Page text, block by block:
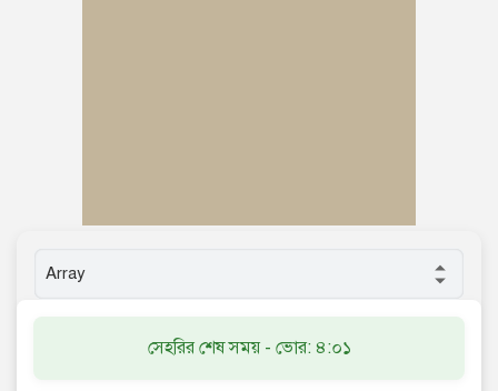
সেহরির শেষ সময় - ভোর: ৪:০১